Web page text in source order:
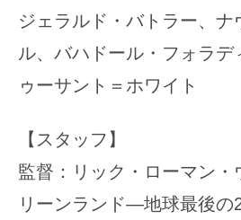
ジェラルド・バトラー、
ル、バハドール・フォラ
ゥーサント＝ホワイト
【スタッフ】
監督：リック・ローマン
リーンランド―地球最後の